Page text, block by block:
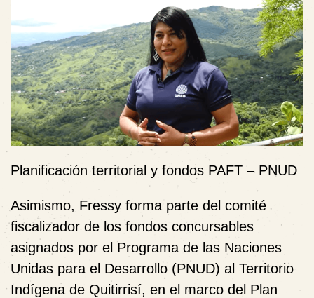
Planificación territorial y fondos PAFT – PNUD
Asimismo, Fressy forma parte del comité
fiscalizador de los fondos concursables
asignados por el Programa de las Naciones
Unidas para el Desarrollo (PNUD) al Territorio
Indígena de Quitirrisí, en el marco del Plan